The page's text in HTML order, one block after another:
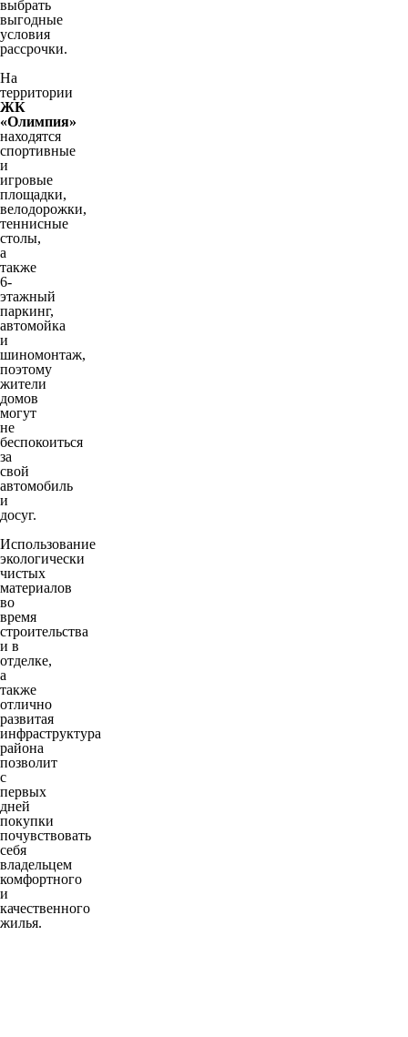
выбрать
выгодные
условия
рассрочки.
На
территории
ЖК
«Олимпия»
находятся
спортивные
и
игровые
площадки,
велодорожки,
теннисные
столы,
а
также
6-
этажный
паркинг,
автомойка
и
шиномонтаж,
поэтому
жители
домов
могут
не
беспокоиться
за
свой
автомобиль
и
досуг.
Использование
экологически
чистых
материалов
во
время
строительства
и в
отделке,
а
также
отлично
развитая
инфраструктура
района
позволит
с
первых
дней
покупки
почувствовать
себя
владельцем
комфортного
и
качественного
жилья.